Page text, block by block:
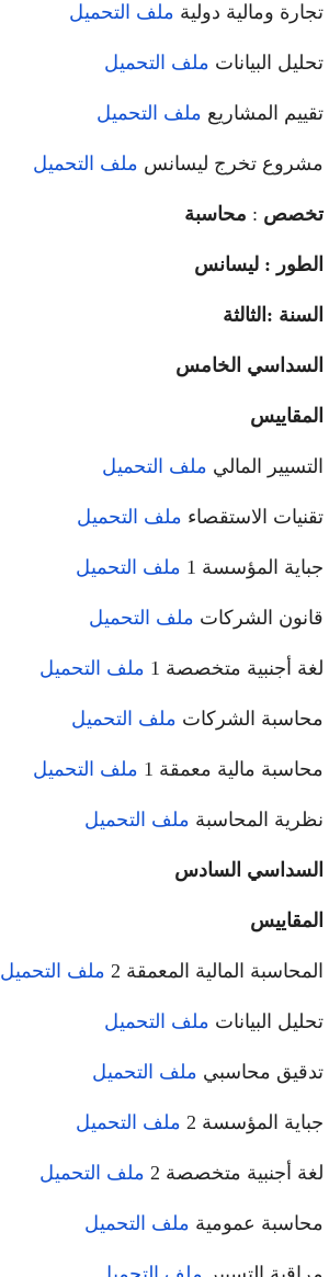
تجارة ومالية دولية ملف التحميل
تحليل البيانات ملف التحميل
تقييم المشاريع ملف التحميل
مشروع تخرج ليسانس ملف التحميل
تخصص : محاسبة
الطور : ليسانس
السنة :الثالثة
السداسي الخامس
المقاييس
التسيير المالي ملف التحميل
تقنيات الاستقصاء ملف التحميل
جباية المؤسسة 1 ملف التحميل
قانون الشركات ملف التحميل
لغة أجنبية متخصصة 1 ملف التحميل
محاسبة الشركات ملف التحميل
محاسبة مالية معمقة 1 ملف التحميل
نظرية المحاسبة ملف التحميل
السداسي السادس
المقاييس
المحاسبة المالية المعمقة 2 ملف التحميل
تحليل البيانات ملف التحميل
تدقيق محاسبي ملف التحميل
جباية المؤسسة 2 ملف التحميل
لغة أجنبية متخصصة 2 ملف التحميل
محاسبة عمومية ملف التحميل